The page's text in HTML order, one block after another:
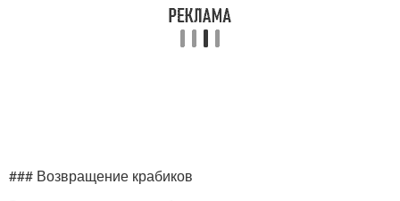
### Возвращение крабиков